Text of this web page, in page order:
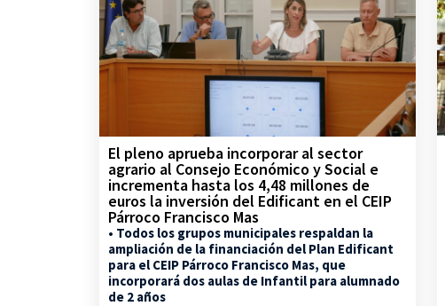
El pleno aprueba incorporar al sector
agrario al Consejo Económico y Social e
incrementa hasta los 4,48 millones de
euros la inversión del Edificant en el CEIP
Párroco Francisco Mas
• Todos los grupos municipales respaldan la
ampliación de la financiación del Plan Edificant
para el CEIP Párroco Francisco Mas, que
incorporará dos aulas de Infantil para alumnado
de 2 años